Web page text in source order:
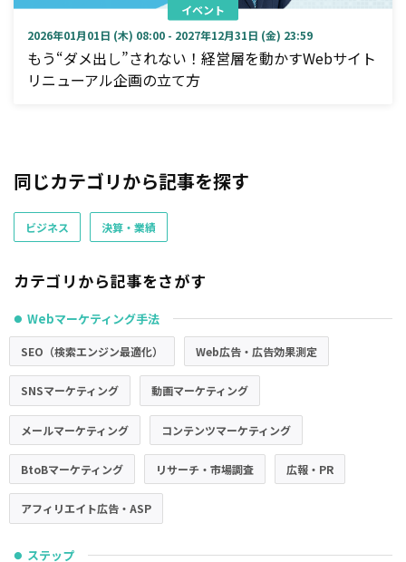
イベント
2026年01月01日 (木) 08:00 - 2027年12月31日 (金) 23:59
もう“ダメ出し”されない！経営層を動かすWebサイト
リニューアル企画の立て方
同じカテゴリから記事を探す
ビジネス 決算・業績
カテゴリから記事をさがす
● Webマーケティング手法
SEO（検索エンジン最適化） Web広告・広告効果測定
SNSマーケティング 動画マーケティング
メールマーケティング コンテンツマーケティング
BtoBマーケティング リサーチ・市場調査 広報・PR
アフィリエイト広告・ASP
● ステップ